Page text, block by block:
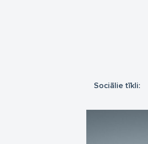
Sociālie tīkli: